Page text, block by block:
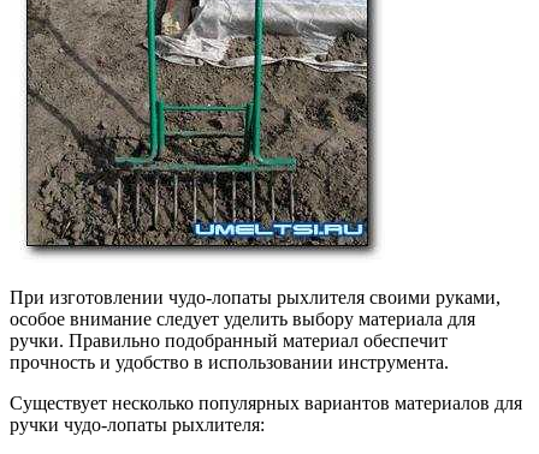
При изготовлении чудо-лопаты рыхлителя своими руками,
особое внимание следует уделить выбору материала для
ручки. Правильно подобранный материал обеспечит
прочность и удобство в использовании инструмента.
Существует несколько популярных вариантов материалов для
ручки чудо-лопаты рыхлителя: